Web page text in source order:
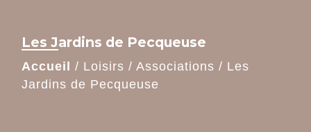
Les Jardins de Pecqueuse
Accueil / Loisirs / Associations / Les
Jardins de Pecqueuse